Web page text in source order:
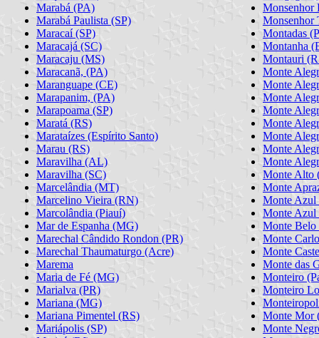
Marabá (PA)
Marabá Paulista (SP)
Maracaí (SP)
Maracajá (SC)
Maracaju (MS)
Maracanã, (PA)
Maranguape (CE)
Marapanim, (PA)
Marapoama (SP)
Maratá (RS)
Marataízes (Espírito Santo)
Marau (RS)
Maravilha (AL)
Maravilha (SC)
Marcelândia (MT)
Marcelino Vieira (RN)
Marcolândia (Piauí)
Mar de Espanha (MG)
Marechal Cândido Rondon (PR)
Marechal Thaumaturgo (Acre)
Marema
Maria de Fé (MG)
Marialva (PR)
Mariana (MG)
Mariana Pimentel (RS)
Mariápolis (SP)
Monsenhor
Monsenhor
Montadas
Montanha
Montauri
Monte
Monte
Monte
Monte
Monte
Monte
Monte
Monte
Monte Alto
Monte
Monte
Monte Azul
Monte
Monte
Monte
Monte das
Monteiro
Monteiro
Monte Mor
Monte